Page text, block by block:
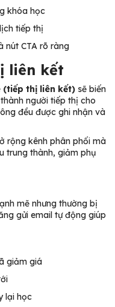
khóa học
tiếp thị
nút CTA rõ ràng
liên kết
thị liên kết) sẽ biến
người tiếp thị cho
đều được ghi nhận và
rộng kênh phân phối mà
trung thành, giảm phụ
mẽ nhưng thường bị
gửi email tự động giúp
giảm giá
lại học